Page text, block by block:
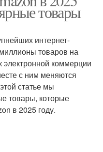
товары
интернет-
товаров на
коммерции
с ним меняются
статье мы
товары, которые
в 2025 году.